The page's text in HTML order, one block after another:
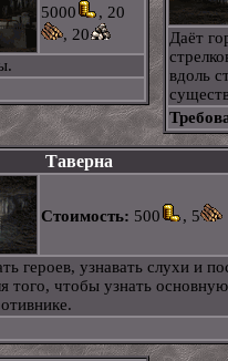
5000
, 20
, 20
Даёт
вдоль
Таверна
Стоимость: 500 , 5
героев, узнавать слухи и
того, чтобы узнать основную